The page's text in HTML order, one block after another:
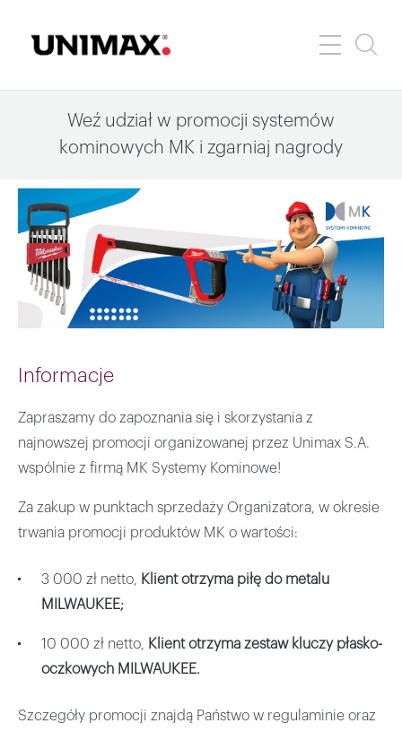
Weź udział w promocji systemów
kominowych MK i zgarniaj nagrody
Informacje
Zapraszamy do zapoznania się i skorzystania z
najnowszej promocji organizowanej przez Unimax S.A.
wspólnie z firmą MK Systemy Kominowe!
Za zakup w punktach sprzedaży Organizatora, w okresie
trwania promocji produktów MK o wartości:
3 000 zł netto,
Klient otrzyma piłę do metalu
MILWAUKEE;
10 000 zł netto,
Klient otrzyma zestaw kluczy płasko-
oczkowych MILWAUKEE.
Szczegóły promocji znajdą Państwo w regulaminie oraz